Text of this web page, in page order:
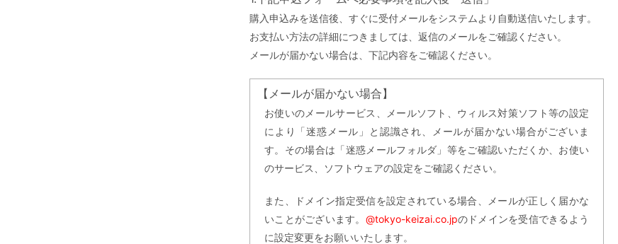
購入申込みを送信後、すぐに受付メールをシステムより自動送信いたします。
お支払い方法の詳細につきましては、返信のメールをご確認ください。
メールが届かない場合は、下記内容をご確認ください。
【メールが届かない場合】
お使いのメールサービス、メールソフト、ウィルス対策ソフト等の設定
により「迷惑メール」と認識され、メールが届かない場合がございま
す。その場合は「迷惑メールフォルダ」等をご確認いただくか、お使い
のサービス、ソフトウェアの設定をご確認ください。
また、ドメイン指定受信を設定されている場合、メールが正しく届かな
いことがございます。 @tokyo-keizai.co.jpのドメインを受信できるよう
に設定変更をお願いいたします。